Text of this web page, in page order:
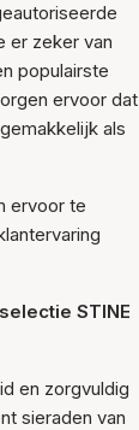
er zeker van
populairste
ervoor dat
als
ervoor te
STINE
en zorgvuldig
sieraden van